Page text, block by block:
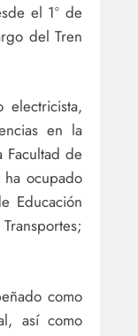
el 1º de
del Tren
en la
de
ocupado
Educación
como
así como